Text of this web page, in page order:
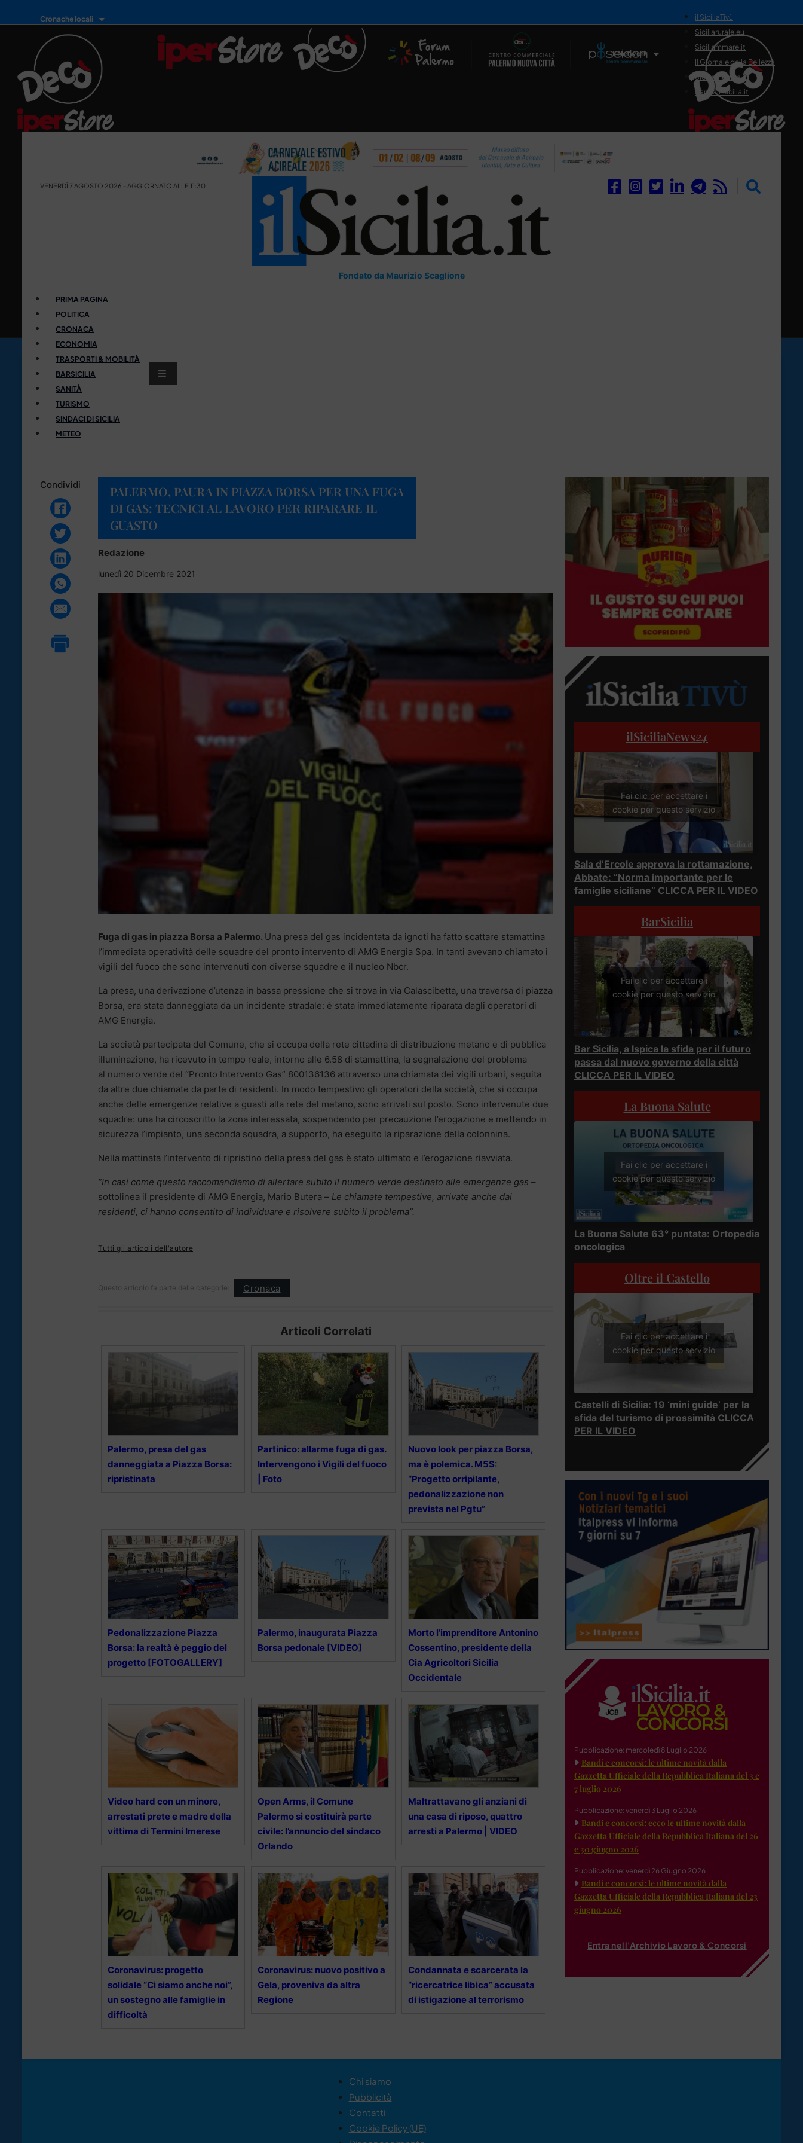
Cronache locali
Il Network
il SiciliaTivù
Siciliarurale.eu
Siciliammare.it
Il Giornale della Bellezza
Siciliamedica.it
Sanitainsicilia.it
VENERDÌ 7 AGOSTO 2026 - AGGIORNATO ALLE 11:30
Fondato da Maurizio Scaglione
PRIMA PAGINA
POLITICA
CRONACA
ECONOMIA
TRASPORTI & MOBILITÀ
BARSICILIA
SANITÀ
TURISMO
SINDACI DI SICILIA
METEO
Condividi
PALERMO, PAURA IN PIAZZA BORSA PER UNA FUGA
DI GAS: TECNICI AL LAVORO PER RIPARARE IL
GUASTO
Redazione
lunedì 20 Dicembre 2021
Fuga di gas in piazza Borsa a Palermo. Una presa del gas incidentata da ignoti ha fatto scattare stamattina
l’immediata operatività delle squadre del pronto intervento di AMG Energia Spa. In tanti avevano chiamato i
vigili del fuoco che sono intervenuti con diverse squadre e il nucleo Nbcr.
La presa, una derivazione d’utenza in bassa pressione che si trova in via Calascibetta, una traversa di piazza
Borsa, era stata danneggiata da un incidente stradale: è stata immediatamente riparata dagli operatori di
AMG Energia.
La società partecipata del Comune, che si occupa della rete cittadina di distribuzione metano e di pubblica
illuminazione, ha ricevuto in tempo reale, intorno alle 6.58 di stamattina, la segnalazione del problema
al numero verde del “Pronto Intervento Gas” 800136136 attraverso una chiamata dei vigili urbani, seguita
da altre due chiamate da parte di residenti. In modo tempestivo gli operatori della società, che si occupa
anche delle emergenze relative a guasti alla rete del metano, sono arrivati sul posto. Sono intervenute due
squadre: una ha circoscritto la zona interessata, sospendendo per precauzione l’erogazione e mettendo in
sicurezza l’impianto, una seconda squadra, a supporto, ha eseguito la riparazione della colonnina.
Nella mattinata l’intervento di ripristino della presa del gas è stato ultimato e l’erogazione riavviata.
“In casi come questo raccomandiamo di allertare subito il numero verde destinato alle emergenze gas –
sottolinea il presidente di AMG Energia, Mario Butera – Le chiamate tempestive, arrivate anche dai
residenti, ci hanno consentito di individuare e risolvere subito il problema”.
Tutti gli articoli dell'autore
Questo articolo fa parte delle categorie: Cronaca
Articoli Correlati
Palermo, presa del gas
danneggiata a Piazza Borsa:
ripristinata
Partinico: allarme fuga di gas.
Intervengono i Vigili del fuoco
| Foto
Nuovo look per piazza Borsa,
ma è polemica. M5S:
“Progetto orripilante,
pedonalizzazione non
prevista nel Pgtu”
Pedonalizzazione Piazza
Borsa: la realtà è peggio del
progetto [FOTOGALLERY]
Palermo, inaugurata Piazza
Borsa pedonale [VIDEO]
Morto l’imprenditore Antonino
Cossentino, presidente della
Cia Agricoltori Sicilia
Occidentale
Video hard con un minore,
arrestati prete e madre della
vittima di Termini Imerese
Open Arms, il Comune
Palermo si costituirà parte
civile: l’annuncio del sindaco
Orlando
Maltrattavano gli anziani di
una casa di riposo, quattro
arresti a Palermo | VIDEO
Coronavirus: progetto
solidale “Ci siamo anche noi”,
un sostegno alle famiglie in
difficoltà
Coronavirus: nuovo positivo a
Gela, proveniva da altra
Regione
Condannata e scarcerata la
“ricercatrice libica” accusata
di istigazione al terrorismo
ilSiciliaNews24
Fai clic per accettare i
cookie per questo servizio
Sala d’Ercole approva la rottamazione,
Abbate: “Norma importante per le
famiglie siciliane” CLICCA PER IL VIDEO
BarSicilia
Fai clic per accettare i
cookie per questo servizio
Bar Sicilia, a Ispica la sfida per il futuro
passa dal nuovo governo della città
CLICCA PER IL VIDEO
La Buona Salute
Fai clic per accettare i
cookie per questo servizio
La Buona Salute 63° puntata: Ortopedia
oncologica
Oltre il Castello
Fai clic per accettare i
cookie per questo servizio
Castelli di Sicilia: 19 ‘mini guide’ per la
sfida del turismo di prossimità CLICCA
PER IL VIDEO
Pubblicazione: mercoledì 8 Luglio 2026
Bandi e concorsi: le ultime novità dalla
Gazzetta Ufficiale della Repubblica Italiana del 3 e
7 luglio 2026
Pubblicazione: venerdì 3 Luglio 2026
Bandi e concorsi: ecco le ultime novità dalla
Gazzetta Ufficiale della Repubblica Italiana del 26
e 30 giugno 2026
Pubblicazione: venerdì 26 Giugno 2026
Bandi e concorsi: le ultime novità dalla
Gazzetta Ufficiale della Repubblica Italiana del 23
giugno 2026
Entra nell'Archivio Lavoro & Concorsi
Chi siamo
Pubblicità
Contatti
Cookie Policy (UE)